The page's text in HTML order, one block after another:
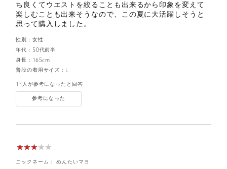
ち良くてウエストを絞ることも出来るから印象を変えて
楽しむことも出来そうなので、この夏に大活躍しそうと
思って購入しました。
性別： 女性
年代： 50代前半
身長： 165cm
普段の着用サイズ：
13人が参考になったと回答
参考になった
ニックネーム： めんたいマヨ